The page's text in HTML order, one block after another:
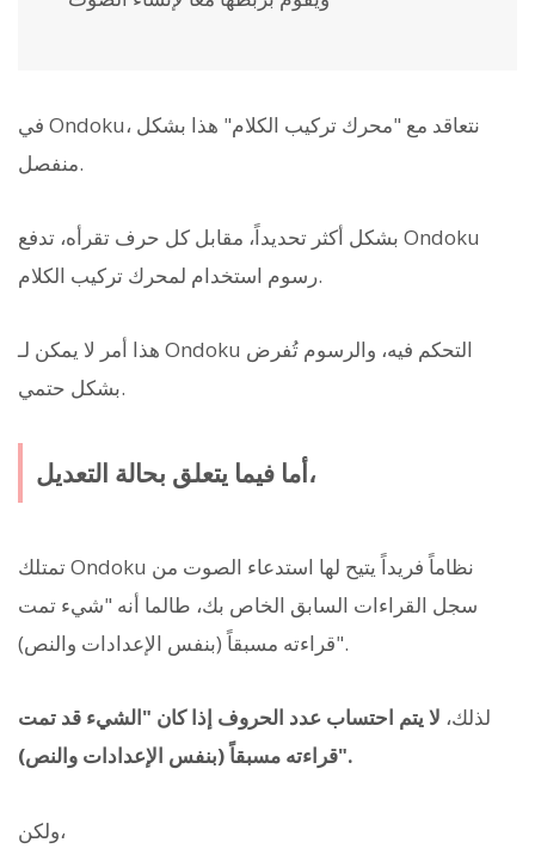
في Ondoku، نتعاقد مع "محرك تركيب الكلام" هذا بشكل
منفصل.
بشكل أكثر تحديداً، مقابل كل حرف تقرأه، تدفع Ondoku
رسوم استخدام لمحرك تركيب الكلام.
هذا أمر لا يمكن لـ Ondoku التحكم فيه، والرسوم تُفرض
بشكل حتمي.
أما فيما يتعلق بحالة التعديل،
تمتلك Ondoku نظاماً فريداً يتيح لها استدعاء الصوت من
سجل القراءات السابق الخاص بك، طالما أنه "شيء تمت
قراءته مسبقاً (بنفس الإعدادات والنص)".
لذلك، لا يتم احتساب عدد الحروف إذا كان "الشيء قد تمت
قراءته مسبقاً (بنفس الإعدادات والنص)".
ولكن،